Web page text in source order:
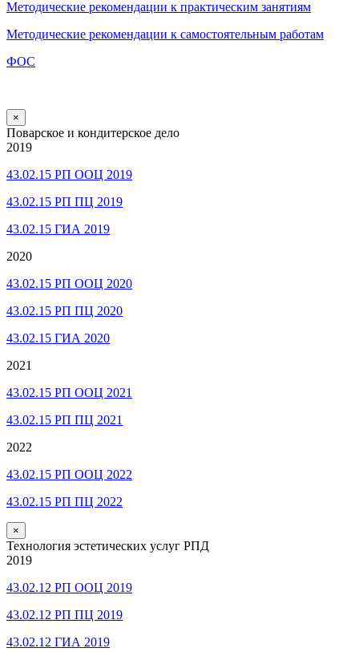
Методические рекомендации к практическим занятиям
Методические рекомендации к самостоятельным работам
ФОС
×
Поварское и кондитерское дело
2019
43.02.15 РП ООЦ 2019
43.02.15 РП ПЦ 2019
43.02.15 ГИА 2019
2020
43.02.15 РП ООЦ 2020
43.02.15 РП ПЦ 2020
43.02.15 ГИА 2020
2021
43.02.15 РП ООЦ 2021
43.02.15 РП ПЦ 2021
2022
43.02.15 РП ООЦ 2022
43.02.15 РП ПЦ 2022
×
Технология эстетических услуг РПД
2019
43.02.12 РП ООЦ 2019
43.02.12 РП ПЦ 2019
43.02.12 ГИА 2019